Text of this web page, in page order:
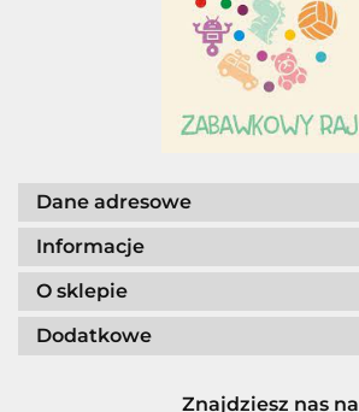
Dane adresowe
Informacje
O sklepie
Dodatkowe
Znajdziesz nas na